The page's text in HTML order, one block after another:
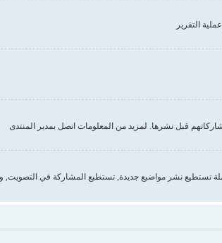
التقرير
قبل نشرها. لمزيد من المعلومات اتصل بمدير المنتدى
تستطيع نشر مواضيع جديدة, تستطيع المشاركة في التصويت,